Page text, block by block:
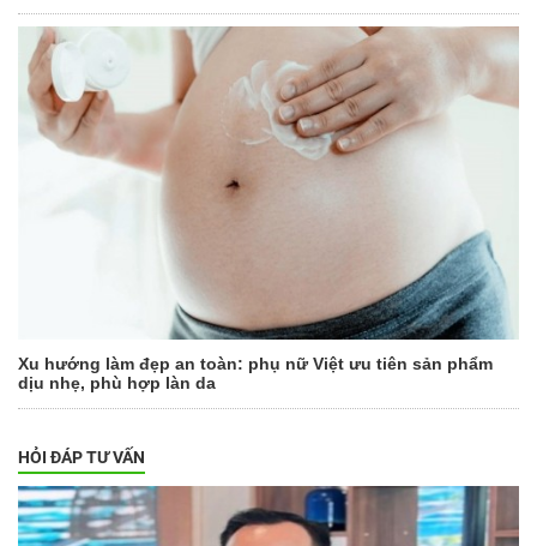
Xu hướng làm đẹp an toàn: phụ nữ Việt ưu tiên sản phẩm
dịu nhẹ, phù hợp làn da
HỎI ĐÁP TƯ VẤN